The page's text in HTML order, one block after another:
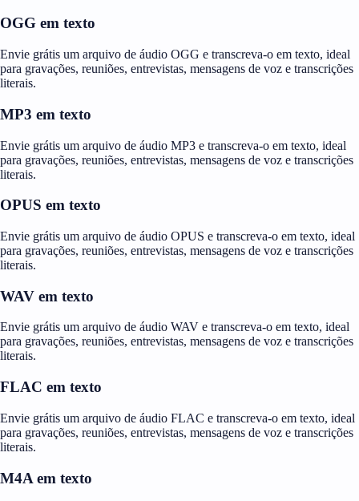
OGG em texto
Envie grátis um arquivo de áudio OGG e transcreva-o em texto, ideal
para gravações, reuniões, entrevistas, mensagens de voz e transcrições
literais.
MP3 em texto
Envie grátis um arquivo de áudio MP3 e transcreva-o em texto, ideal
para gravações, reuniões, entrevistas, mensagens de voz e transcrições
literais.
OPUS em texto
Envie grátis um arquivo de áudio OPUS e transcreva-o em texto, ideal
para gravações, reuniões, entrevistas, mensagens de voz e transcrições
literais.
WAV em texto
Envie grátis um arquivo de áudio WAV e transcreva-o em texto, ideal
para gravações, reuniões, entrevistas, mensagens de voz e transcrições
literais.
FLAC em texto
Envie grátis um arquivo de áudio FLAC e transcreva-o em texto, ideal
para gravações, reuniões, entrevistas, mensagens de voz e transcrições
literais.
M4A em texto